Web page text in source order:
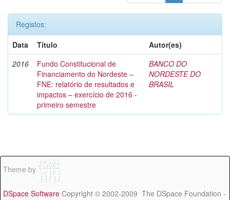
Registos:
Data
Título
Autor(es)
2016
Fundo Constitucional de
Financiamento do Nordeste –
FNE: relatório de resultados e
impactos – exercício de 2016 -
primeiro semestre
BANCO DO
NORDESTE DO
BRASIL
Theme by
DSpace Software Copyright © 2002-2009 The DSpace Foundation -